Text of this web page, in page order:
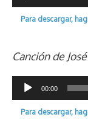
k
de
audio
Para descargar,
Canción de
Reproductor
de
00:00
Para descargar,